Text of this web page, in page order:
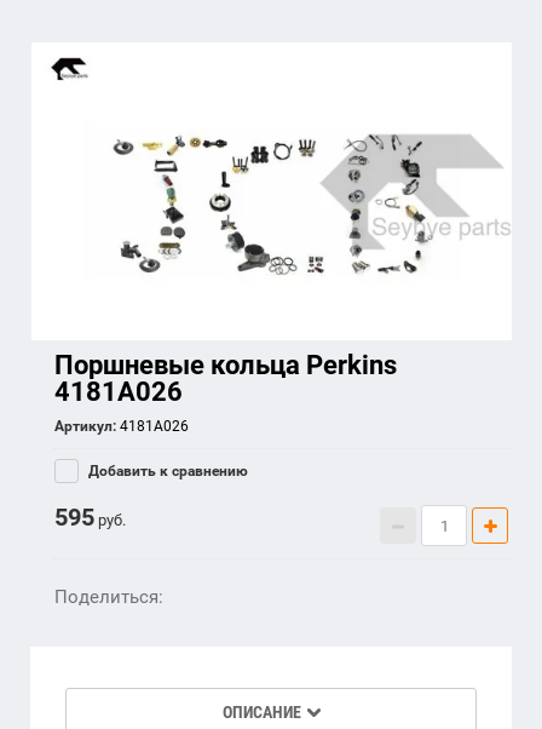
Поршневые кольца Perkins
4181A026
Артикул: 4181A026
Добавить к сравнению
595 руб.
Поделиться:
ОПИСАНИЕ